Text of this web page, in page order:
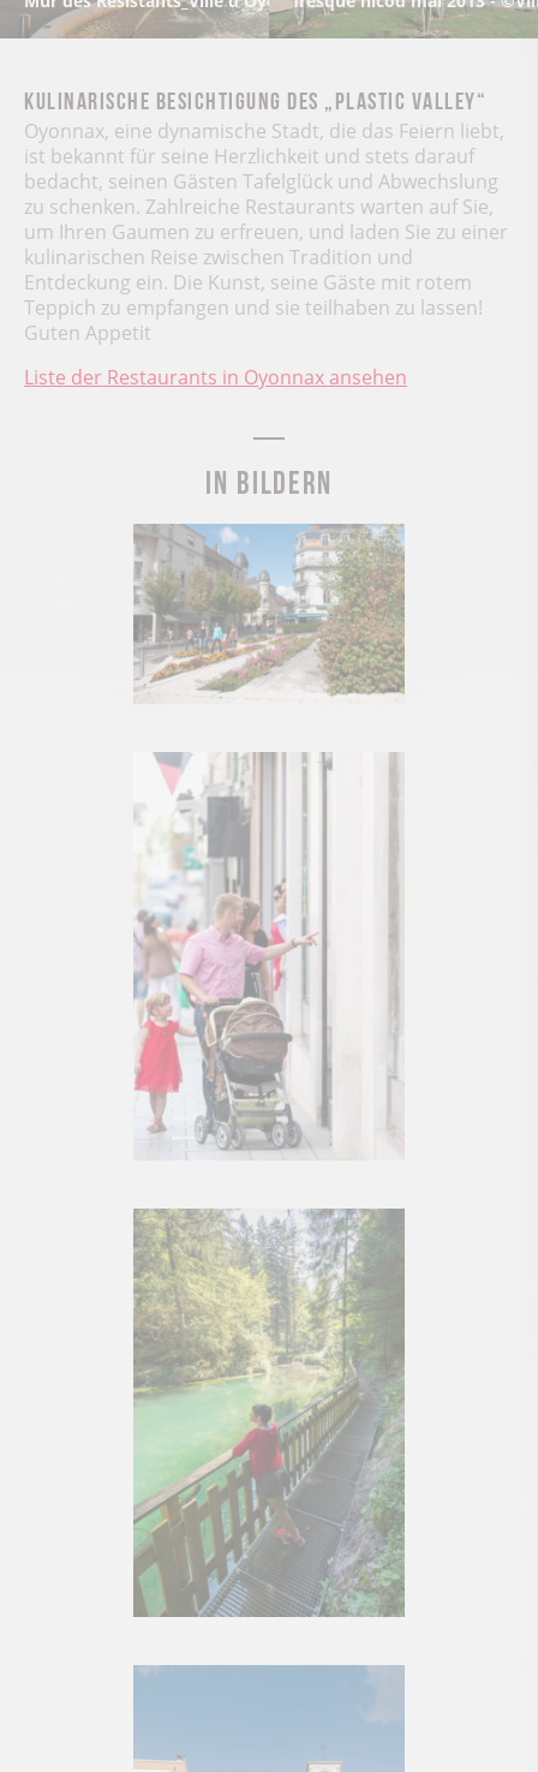
Kulinarische Besichtigung des „Plastic Valley“
Oyonnax, eine dynamische Stadt, die das Feiern liebt,
ist bekannt für seine Herzlichkeit und stets darauf
bedacht, seinen Gästen Tafelglück und Abwechslung
zu schenken. Zahlreiche Restaurants warten auf Sie,
um Ihren Gaumen zu erfreuen, und laden Sie zu einer
kulinarischen Reise zwischen Tradition und
Entdeckung ein. Die Kunst, seine Gäste mit rotem
Teppich zu empfangen und sie teilhaben zu lassen!
Guten Appetit
Liste der Restaurants in Oyonnax ansehen
In Bildern